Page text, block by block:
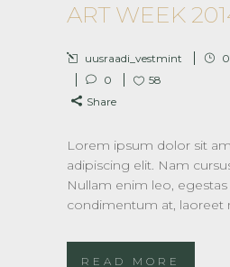
ART WEEK
uusraadi_vestmint
0
58
Share
Lorem ipsum dolor sit
adipiscing elit. Nam
Nullam enim leo, egestas
condimentum at, laoreet
READ MORE